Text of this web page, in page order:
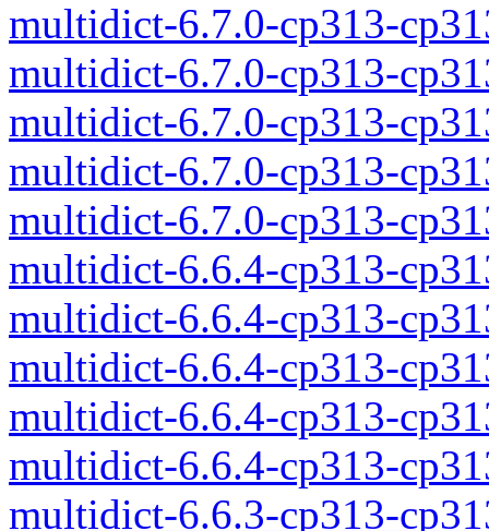
multidict-6.7.0-cp313-
multidict-6.7.0-cp313-
multidict-6.7.0-cp313-
multidict-6.7.0-cp313-
multidict-6.7.0-cp313-
multidict-6.6.4-cp313-
multidict-6.6.4-cp313-
multidict-6.6.4-cp313-
multidict-6.6.4-cp313-
multidict-6.6.4-cp313-
multidict-6.6.3-cp313-